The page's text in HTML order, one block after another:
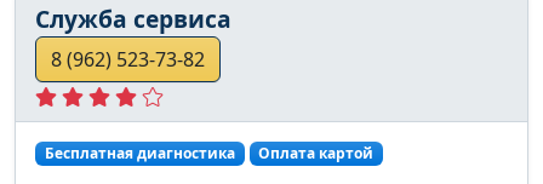
Служба сервиса
8 (962) 523-73-82
Бесплатная диагностика Оплата картой